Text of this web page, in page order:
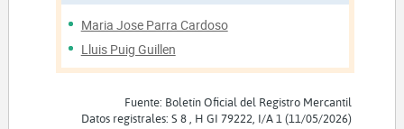
Maria Jose Parra Cardoso
Lluis Puig Guillen
Fuente: Boletín Oficial del Registro Mercantil
Datos registrales: S 8 , H GI 79222, I/A 1 (11/05/2026)